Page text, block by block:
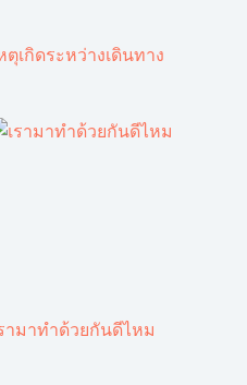
ตุเกิดระหว่างเดินทาง
ามาทำด้วยกันดีไหม